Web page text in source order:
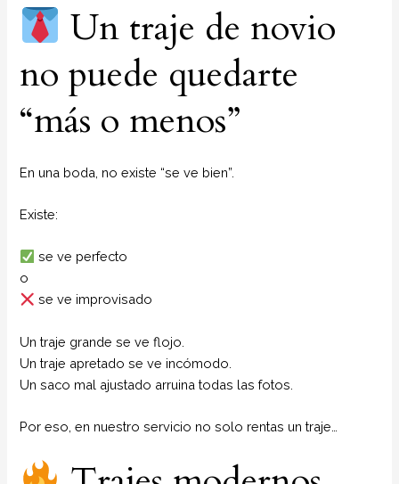
Un traje de novio
no puede quedarte
“más o menos”
En una boda, no existe “se ve bien”.
Existe:
se ve perfecto
o
se ve improvisado
Un traje grande se ve flojo.
Un traje apretado se ve incómodo.
Un saco mal ajustado arruina todas las fotos.
Por eso, en nuestro servicio no solo rentas un traje…